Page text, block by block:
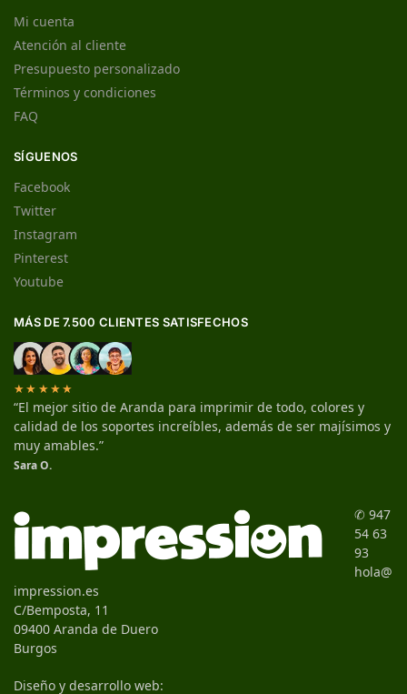
Mi cuenta
Atención al cliente
Presupuesto personalizado
Términos y condiciones
FAQ
SÍGUENOS
Facebook
Twitter
Instagram
Pinterest
Youtube
MÁS DE 7.500 CLIENTES SATISFECHOS
★★★★★
“El mejor sitio de Aranda para imprimir de todo, colores y
calidad de los soportes increíbles, además de ser majísimos y
muy amables.”
Sara O.
✆ 947
54 63
93
hola@
impression.es
C/Bemposta, 11
09400 Aranda de Duero
Burgos
Diseño y desarrollo web: